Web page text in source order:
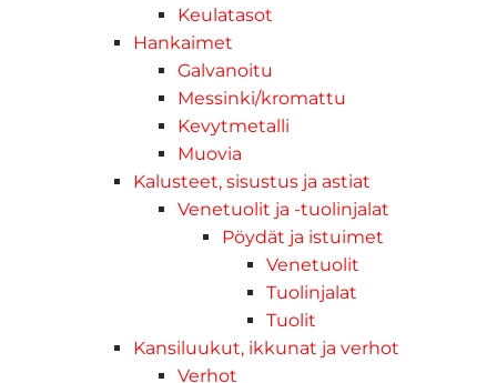
Keulatasot
Hankaimet
Galvanoitu
Messinki/kromattu
Kevytmetalli
Muovia
Kalusteet, sisustus ja astiat
Venetuolit ja -tuolinjalat
Pöydät ja istuimet
Venetuolit
Tuolinjalat
Tuolit
Kansiluukut, ikkunat ja verhot
Verhot